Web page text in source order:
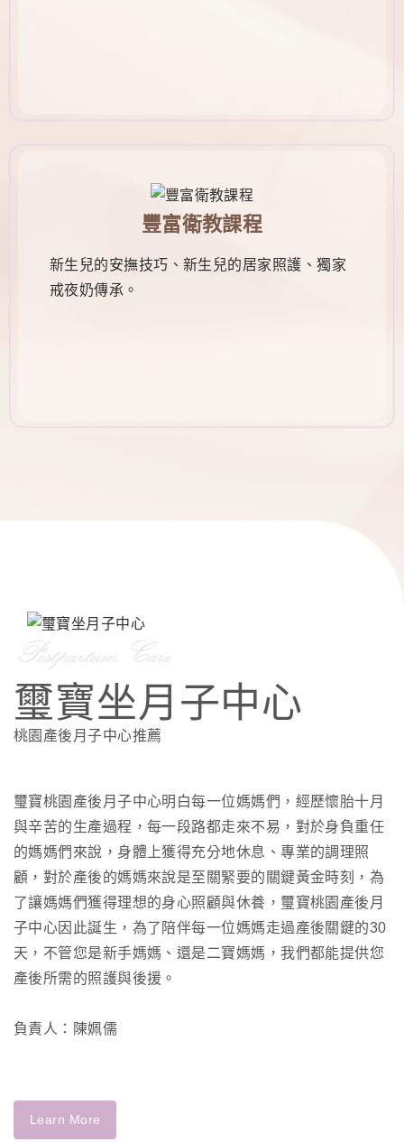
豐富衛教課程
新生兒的安撫技巧、新生兒的居家照護、獨家
戒夜奶傳承。
璽寶坐月子中心
桃園產後月子中心推薦
璽寶桃園產後月子中心明白每一位媽媽們，經歷懷胎十月
與辛苦的生產過程，每一段路都走來不易，對於身負重任
的媽媽們來說，身體上獲得充分地休息、專業的調理照
顧，對於產後的媽媽來說是至關緊要的關鍵黃金時刻，為
了讓媽媽們獲得理想的身心照顧與休養，璽寶桃園產後月
子中心因此誕生，為了陪伴每一位媽媽走過產後關鍵的30
天，不管您是新手媽媽、還是二寶媽媽，我們都能提供您
產後所需的照護與後援。
負責人：陳姵儒
Learn More